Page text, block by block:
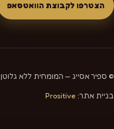
הצטרפו לקבוצת הוואטסאפ
© ספיר אסייג — המומחית ללא גלוטן
בניית אתר: Prositive